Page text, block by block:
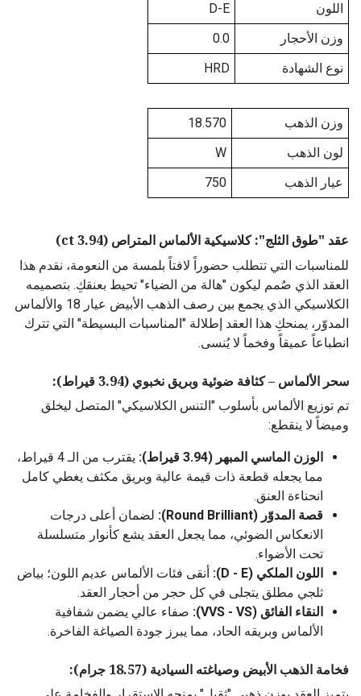
اللون
D-E
وزن الأحجار
0.0
نوع الشهادة
HRD
وزن الذهب
18.570
لون الذهب
W
عيار الذهب
750
عقد "طوق الثلج": كلاسيكية الألماس المتراص (3.94 ct)
للمناسبات التي تتطلب حضوراً لافتاً بلمسة من النعومة، نقدم هذا
العقد الذي صُمم ليكون "هالة من الضياء" تحيط بعنقكِ. بتصميمه
الكلاسيكي الذي يجمع بين رصف الذهب الأبيض عيار 18 والألماس
المدوّر، يمنحكِ هذا العقد إطلالة "المناسبات البسيطة" التي تترك
انطباعاً عميقاً وفخماً لا يُنسى.
سحر الألماس – كثافة ضوئية وبريق نخبوي (3.94 قيراط):
تم توزيع الألماس بأسلوب "التنس الكلاسيكي" المتصل ليخلق
وميضاً لا ينقطع:
الوزن الماسي المبهر (3.94 قيراط):
يقترب من الـ 4 قيراط،
مما يجعله قطعة ذات قيمة عالية وبريق مكثف يغطي كامل
انحناءة العنق.
قصة المدوّر (Round Brilliant):
لضمان أعلى درجات
الانعكاس الضوئي، مما يجعل العقد يشع كأنوار متسلسلة
تحت الأضواء.
اللون الملكي (D - E):
أنقى فئات الألماس عديم اللون؛ بياض
ثلجي مطلق يتجلى في كل حجر من أحجار العقد.
النقاء الفائق (VVS - VS):
صفاء عالي يضمن شفافية
الألماس وبريقه الحاد، مما يبرز جودة الصياغة الفاخرة.
فخامة الذهب الأبيض وصياغته السيادية (18.57 جرام):